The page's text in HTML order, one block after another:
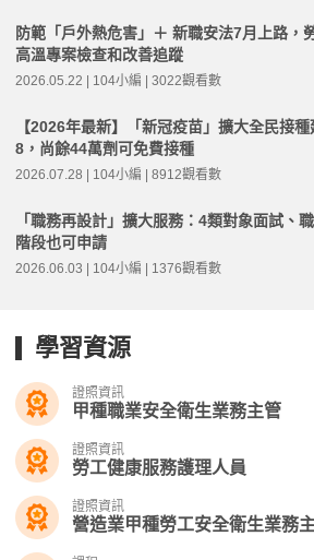
防範「戶外熱危害」＋ 新職安法7月上路，
高溫專案檢查和改善追蹤
2026.05.22 | 104小編 | 3022觀看數
【2026年最新】「新冠疫苗」擴大全民接
8，尚餘44萬劑可免費接種
2026.07.28 | 104小編 | 8912觀看數
「職務再設計」擴大服務：4類對象面試、
階段也可申請
2026.06.03 | 104小編 | 1376觀看數
學習資源
證照資訊
甲種職業安全衛生業務主管
證照資訊
勞工健康服務護理人員
證照資訊
營造業甲種勞工安全衛生業務